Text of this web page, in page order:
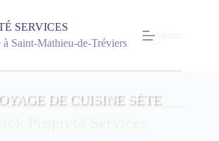
SERVICES
à Saint-Mathieu-de-Tréviers
DE CUISINE SÈTE